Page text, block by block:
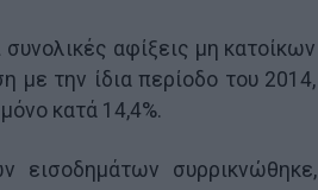
αφίξεις μη κατοίκων
με την ίδια περίοδο του 2014,
κατά 14,4%.
εισοδημάτων συρρικνώθηκε,